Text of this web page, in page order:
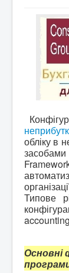
обліку в
Типове
Основні